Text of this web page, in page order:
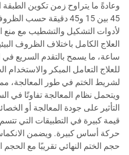
45 بين 15 و45 دقيقة
لأدوات التشكيل والتشطيب مع منع
ساعة، ما يسمح بالتقدم السريع في
للعلاج التعامل المبكر والاستخدام
لشريط الختم في طور المعالجة،
التأثير على جودة المعالجة أو
قيمة كبيرة في التطبيقات التي
حركة أساس كبيرة. ويضمن الانكماش
حجم الختم النهائي تقريبًا مع